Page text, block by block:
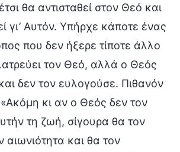
θα αντισταθεί στον Θεό και
γι’ Αυτόν. Υπήρχε κάποτε ένας
που δεν ήξερε τίποτε άλλο
τον Θεό, αλλά ο Θεός
δεν τον ευλογούσε. Πιθανόν
κι αν ο Θεός δεν τον
τη ζωή, σίγουρα θα τον
αιωνιότητα και θα τον